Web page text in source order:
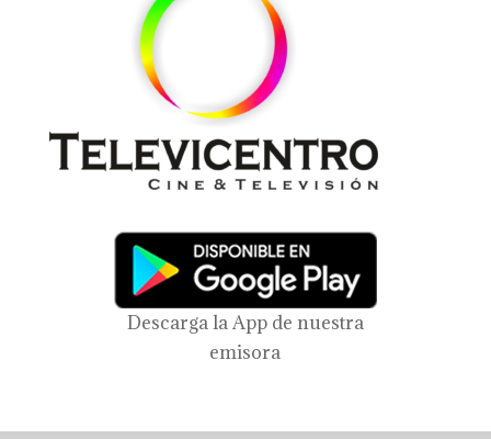
Descarga la App de nuestra
emisora